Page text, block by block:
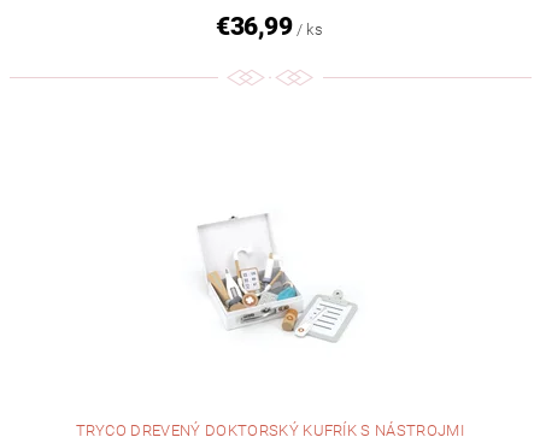
€36,99 / ks
TRYCO DREVENÝ DOKTORSKÝ KUFRÍK S NÁSTROJMI